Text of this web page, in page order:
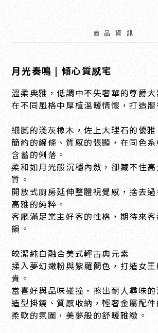
商品資訊
月光奏鳴 | 傾心質感宅
溫柔典雅，低調中不失奢華的尊爵大
在不同風格中厚植溫暖情懷，打造嚮
細膩的淺灰橡木，佐上大理石的優雅
簡約的線條、質感的張顯，在同色
含蓄的俐落。
柔和如月光般沉穩內斂，卻藏不住
質。
開放式廚房延伸整體視覺感，捨去
高雅的純粹。
客廳滿足業主好客的性格，期待來
韻。
皎潔純白融合美式輕古典元素
揉入夢幻嫩粉與紫羅蘭色，打造女
貴。
當喜好與品味碰撞，擦出耐人尋味的
造型掛鏡、質感收納，輕奢金屬配件
柔軟的氛圍，美夢般的舒暖雅緻。